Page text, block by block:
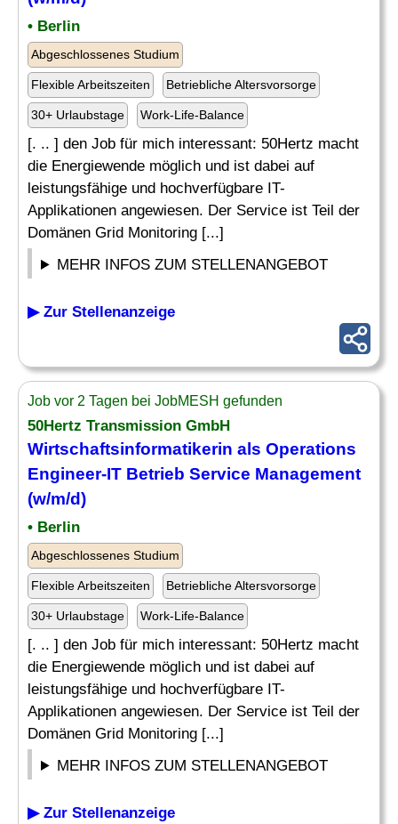
• Berlin
Abgeschlossenes Studium
Flexible Arbeitszeiten Betriebliche Altersvorsorge
30+ Urlaubstage Work-Life-Balance
[. .. ] den Job für mich interessant: 50Hertz macht
die Energiewende möglich und ist dabei auf
leistungsfähige und hochverfügbare IT-
Applikationen angewiesen. Der Service ist Teil der
Domänen Grid Monitoring [...]
MEHR INFOS ZUM STELLENANGEBOT
▶ Zur Stellenanzeige
Job vor 2 Tagen bei JobMESH gefunden
50Hertz Transmission GmbH
Wirtschaftsinformatikerin als Operations
Engineer-IT Betrieb Service Management
(w/m/d)
• Berlin
Abgeschlossenes Studium
Flexible Arbeitszeiten Betriebliche Altersvorsorge
30+ Urlaubstage Work-Life-Balance
[. .. ] den Job für mich interessant: 50Hertz macht
die Energiewende möglich und ist dabei auf
leistungsfähige und hochverfügbare IT-
Applikationen angewiesen. Der Service ist Teil der
Domänen Grid Monitoring [...]
MEHR INFOS ZUM STELLENANGEBOT
▶ Zur Stellenanzeige